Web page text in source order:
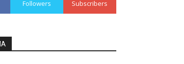
Followers Subscribers